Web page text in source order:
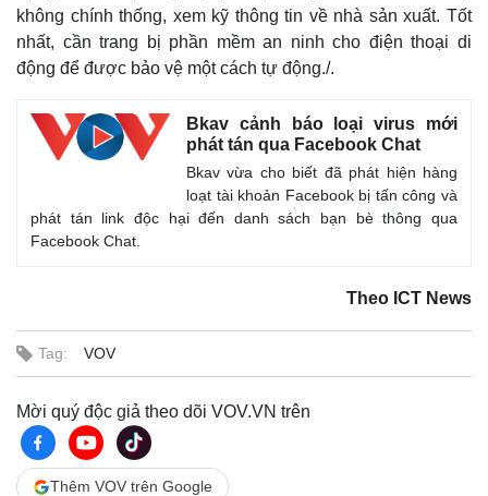
không chính thống, xem kỹ thông tin về nhà sản xuất. Tốt
nhất, cần trang bị phần mềm an ninh cho điện thoại di
động để được bảo vệ một cách tự động./.
Bkav cảnh báo loại virus mới
phát tán qua Facebook Chat
Bkav vừa cho biết đã phát hiện hàng
loạt tài khoản Facebook bị tấn công và
phát tán link độc hại đến danh sách bạn bè thông qua
Facebook Chat.
Theo ICT News
Tag: VOV
Mời quý độc giả theo dõi VOV.VN trên
Thêm VOV trên Google